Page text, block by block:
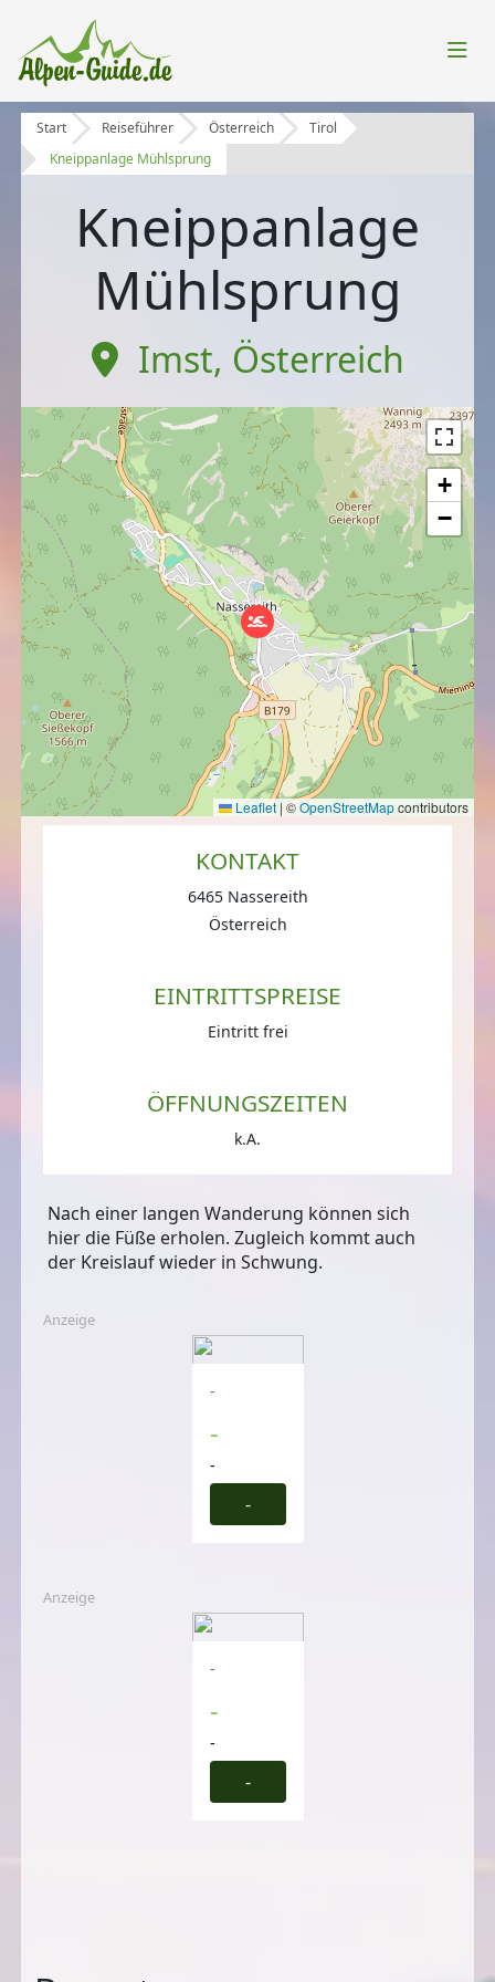
Start Reiseführer Österreich
Tirol
Kneippanlage Mühlsprung
Kneippanlage
Mühlsprung
Imst, Österreich
+
−
Leaflet | ©OpenStreetMapcontributors
KONTAKT
6465 Nassereith
Österreich
EINTRITTSPREISE
Eintritt frei
ÖFFNUNGSZEITEN
k.A.
Nach einer langen Wanderung können sich
hier die Füße erholen. Zugleich kommt auch
der Kreislauf wieder in Schwung.
Anzeige
-
-
-
-
Anzeige
-
-
-
-